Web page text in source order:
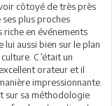
côtoyé de très près
ses plus proches
en événements
lui aussi bien sur le plan
C’était un
orateur et il
impressionnante.
sur sa méthodologie